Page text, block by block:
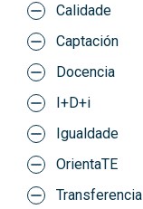
Calidade
Captación
Docencia
I+D+i
Igualdade
OrientaTE
Transferencia